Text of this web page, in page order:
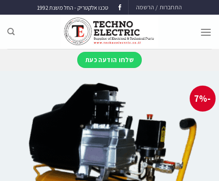
התחברות / הרשמה טכנו אלקטריק - החל משנת 1992
שלחו הודעה כעת
-7%